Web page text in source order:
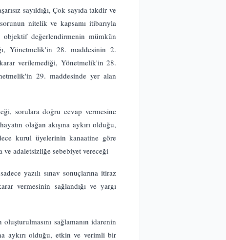
sayıldığı, Çok sayıda takdir ve
nitelik ve kapsamı itibarıyla
değerlendirmenin mümkün
Yönetmelik'in 28. maddesinin 2.
verilemediği, Yönetmelik'in 28.
29. maddesinde yer alan
sorulara doğru cevap vermesine
olağan akışına aykırı olduğu,
kurul üyelerinin kanaatine göre
adaletsizliğe sebebiyet vereceği
yazılı sınav sonuçlarına itiraz
vermesinin sağlandığı ve yargı
sağlamanın idarenin
aykırı olduğu, etkin ve verimli bir